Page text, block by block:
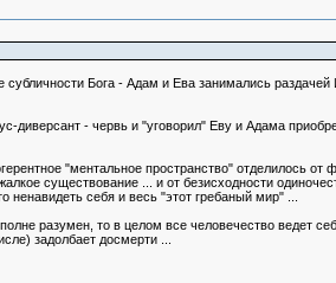
Бога - Адам и Ева занимались
диверсант - червь и "уговорил" Еву и Адама
"ментальное пространство" отделилось от
существование ... и от безисходности
себя и весь "этот гребаный мир" ...
разумен, то в целом все человечество ведет
задолбает досмерти ...